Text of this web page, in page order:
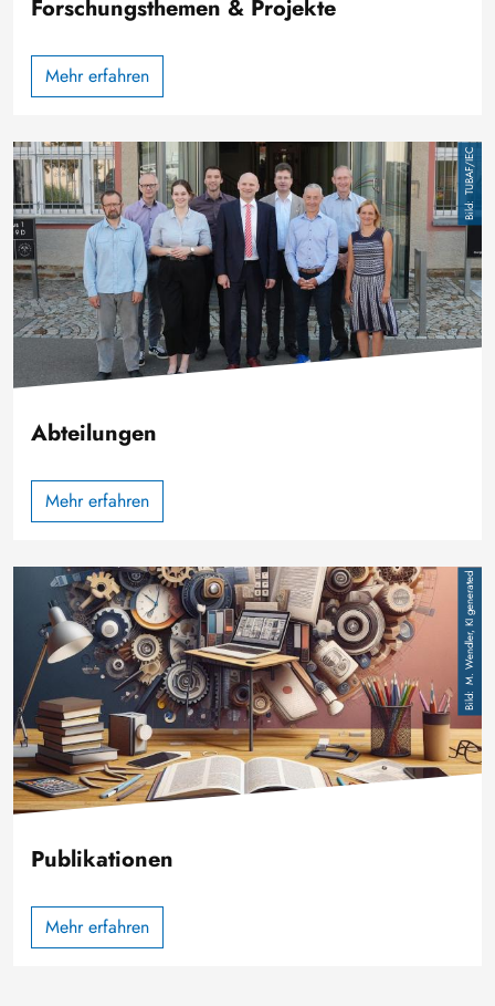
Forschungsthemen & Projekte
Mehr erfahren
Bild TUBAF/IEC
Abteilungen
Mehr erfahren
M. Wendler, KI generated
Publikationen
Mehr erfahren